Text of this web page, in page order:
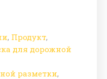
, Продукт,
для дорожной
разметки,